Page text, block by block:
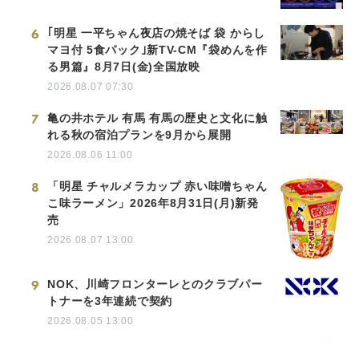
6
｢明星 一平ちゃん夜店の焼そば 袋 からし
マヨ付 5食パック｣新TV-CM『袋めんを作
る男篇』8月7日(金)全国放映
2026.08.07 07:30
7
亀の井ホテル 有馬 有馬の歴史と文化に触
れる秋の宿泊プランを9月から展開
2026.08.06 11:00
8
「明星 チャルメラカップ 赤い味噌ちゃん
こ味ラーメン」2026年8月31日(月)新発
売
2026.08.07 13:00
9
NOK、川崎フロンターレとのクラブパー
トナーを3年連続で契約
2026.08.05 13:00